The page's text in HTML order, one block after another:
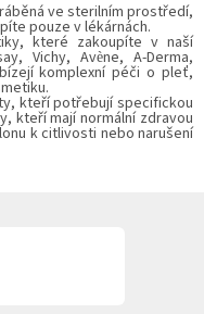
ve sterilním prostředí,
pouze v lékárnách.
které zakoupíte v naší
Vichy, Avène, A-Derma,
komplexní péči o pleť,
kteří potřebují specifickou
kteří mají normální zdravou
k citlivosti nebo narušení